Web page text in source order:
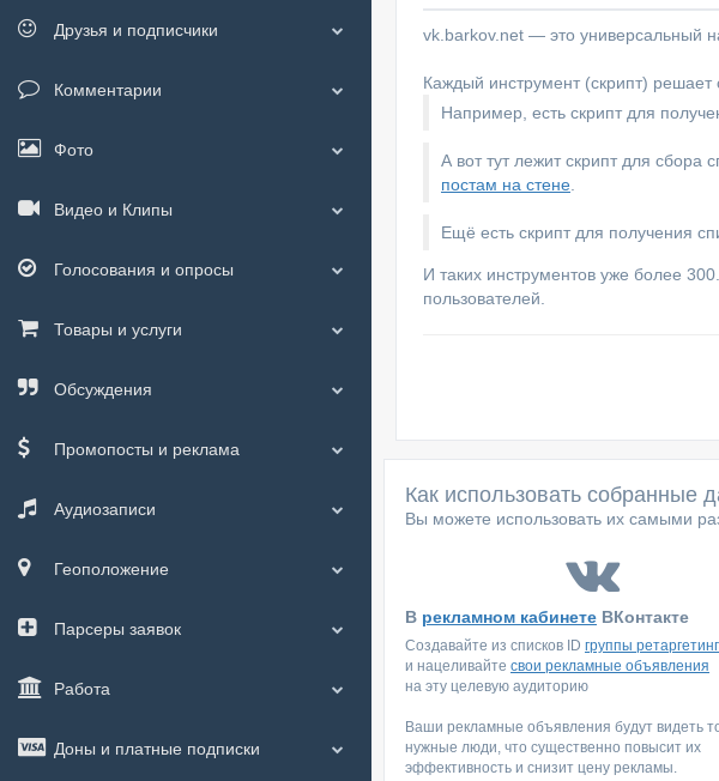
vk.barkov.net — это универсальный
Каждый инструмент (скрипт) решает
Например, есть скрипт для
А вот тут лежит скрипт для сбора
постам на стене
Ещё есть скрипт для получения
И таких инструментов уже более
пользователей.
Как использовать собранные
Вы можете использовать их самыми
В рекламном кабинете ВКонтакте
Создавайте из списков ID группы
и нацеливайте свои рекламные объявления
на эту целевую аудиторию
Ваши рекламные объявления будут видеть
нужные люди, что существенно повысит их
эффективность и снизит цену рекламы.
Друзья и подписчики
Комментарии
Фото
Видео и Клипы
Голосования и опросы
Товары и услуги
Обсуждения
Промопосты и реклама
Аудиозаписи
Геоположение
Парсеры заявок
Работа
Доны и платные подписки